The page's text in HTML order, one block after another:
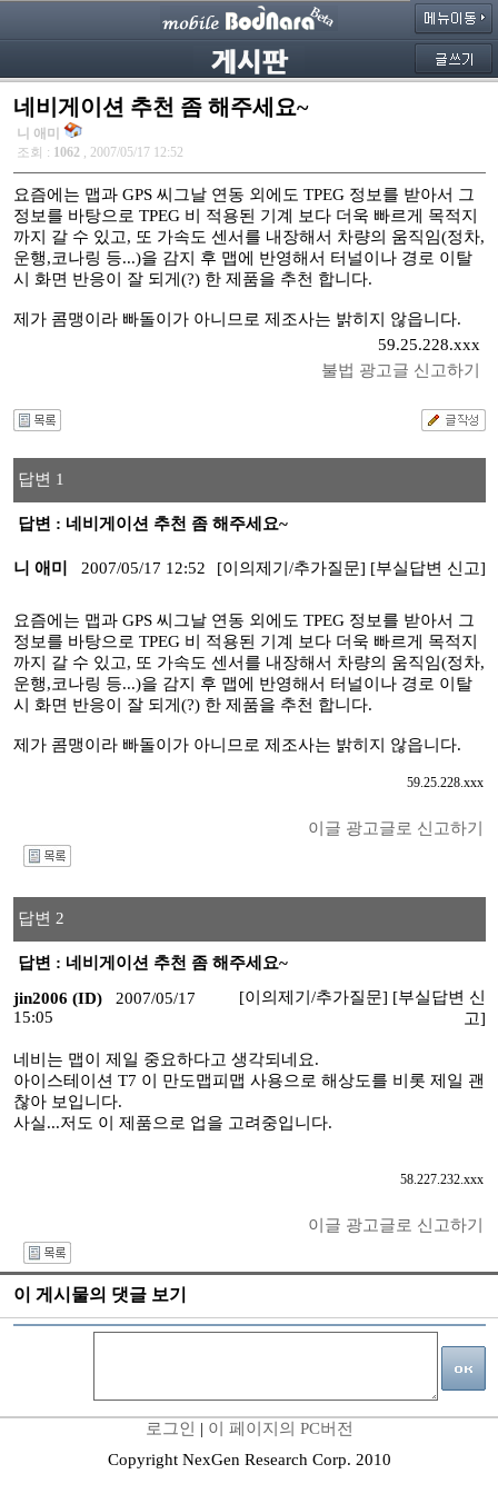
네비게이션 추천 좀 해주세요~
니 애미
조회 : 1062 , 2007/05/17 12:52
요즘에는 맵과 GPS 씨그날 연동 외에도 TPEG 정보를 받아서 그
정보를 바탕으로 TPEG 비 적용된 기계 보다 더욱 빠르게 목적지
까지 갈 수 있고, 또 가속도 센서를 내장해서 차량의 움직임(정차,
운행,코나링 등...)을 감지 후 맵에 반영해서 터널이나 경로 이탈
시 화면 반응이 잘 되게(?) 한 제품을 추천 합니다.
제가 콤맹이라 빠돌이가 아니므로 제조사는 밝히지 않읍니다.
59.25.228.xxx
불법 광고글 신고하기
답변 1
답변 : 네비게이션 추천 좀 해주세요~
니 애미 2007/05/17 12:52 [이의제기/추가질문] [부실답변 신고]
요즘에는 맵과 GPS 씨그날 연동 외에도 TPEG 정보를 받아서 그
정보를 바탕으로 TPEG 비 적용된 기계 보다 더욱 빠르게 목적지
까지 갈 수 있고, 또 가속도 센서를 내장해서 차량의 움직임(정차,
운행,코나링 등...)을 감지 후 맵에 반영해서 터널이나 경로 이탈
시 화면 반응이 잘 되게(?) 한 제품을 추천 합니다.
제가 콤맹이라 빠돌이가 아니므로 제조사는 밝히지 않읍니다.
59.25.228.xxx
이글 광고글로 신고하기
답변 2
답변 : 네비게이션 추천 좀 해주세요~
jin2006 (ID)
2007/05/17
15:05
[이의제기/추가질문] [부실답변 신
고]
네비는 맵이 제일 중요하다고 생각되네요.
아이스테이션 T7 이 만도맵피맵 사용으로 해상도를 비롯 제일 괜
찮아 보입니다.
사실...저도 이 제품으로 업을 고려중입니다.
58.227.232.xxx
이글 광고글로 신고하기
이 게시물의 댓글 보기
로그인 | 이 페이지의 PC버전
Copyright NexGen Research Corp. 2010